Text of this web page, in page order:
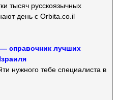
тысяч русскоязычных
день с Orbita.co.il
справочник лучших
нужного тебе специалиста в